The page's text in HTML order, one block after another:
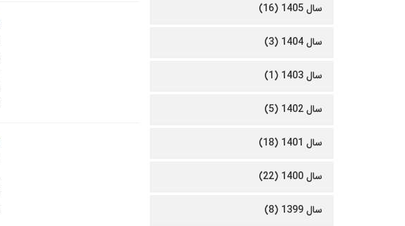
سال 1405 (16)
سال 1404 (3)
سال 1403 (1)
سال 1402 (5)
سال 1401 (18)
سال 1400 (22)
سال 1399 (8)